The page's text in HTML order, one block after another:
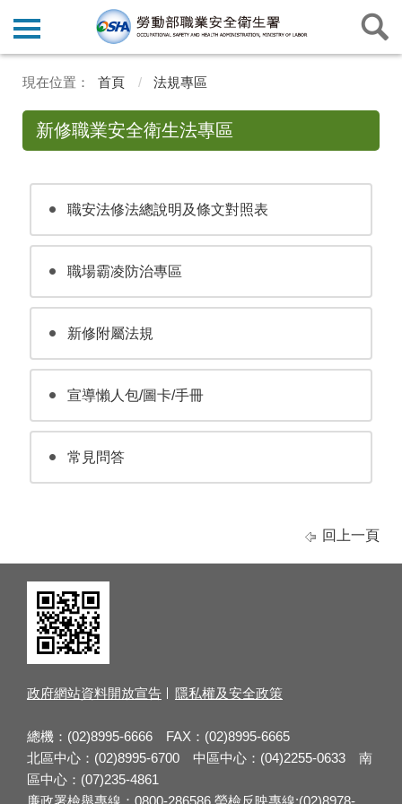
首頁 法規專區
新修職業安全衛生法專區
職安法修法總說明及條文對照表
職場霸凌防治專區
新修附屬法規
宣導懶人包/圖卡/手冊
常見問答
回上一頁
政府網站資料開放宣告 隱私權及安全政策
總機：(02)8995-6666 FAX：(02)8995-6665
北區中心：(02)8995-6700 中區中心：(04)2255-0633 南
區中心：(07)235-4861
廉政署檢舉專線：0800-286586 勞檢反映專線:(02)8978-